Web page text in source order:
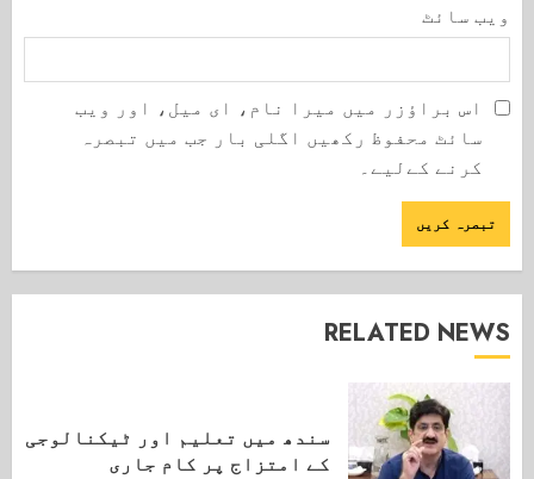
ویب‌ سائٹ
اس براؤزر میں میرا نام، ای میل، اور ویب
سائٹ محفوظ رکھیں اگلی بار جب میں تبصرہ
کرنے کےلیے۔
RELATED NEWS
سندھ میں تعلیم اور ٹیکنالوجی
کے امتزاج پر کام جاری